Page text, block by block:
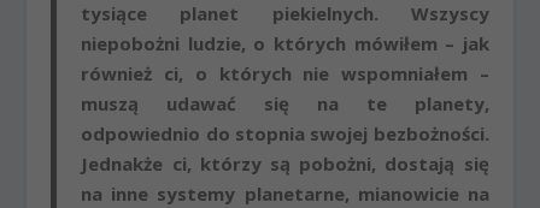
tysiące planet piekielnych. Wszyscy
niepobożni ludzie, o których mówiłem – jak
również ci, o których nie wspomniałem –
muszą udawać się na te planety,
odpowiednio do stopnia swojej bezbożności.
Jednakże ci, którzy są pobożni, dostają się
na inne systemy planetarne, mianowicie na